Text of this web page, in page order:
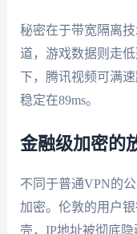
秘密在于带宽隔离
道，游戏数据则走
下，腾讯视频可满
稳定在89ms。
金融级加密的
不同于普通VPN的
加密。伦敦的用户
壳，IP地址被彻底隐